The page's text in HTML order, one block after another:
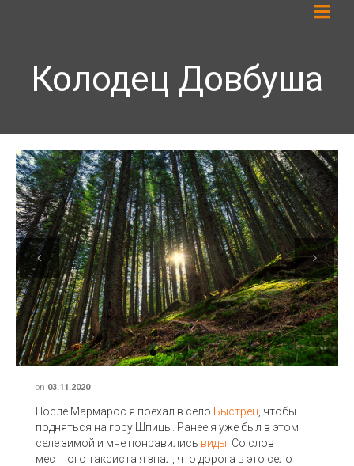
Колодец Довбуша
Previous Next
on 03.11.2020
После Мармарос я поехал в село Быстрец , чтобы
подняться на гору Шпицы. Ранее я уже был в этом
селе зимой и мне понравились виды . Со слов
местного таксиста я знал, что дорога в это село